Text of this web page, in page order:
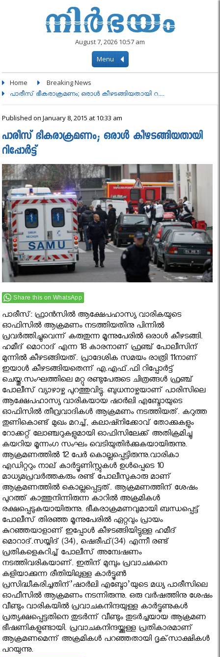
August 7, 2026 10:57 am
Menu
Home Breaking News
പാരീസ് ഭീകരാക്രമണം; ഒരാൾ കീഴടങ്ങിയതായി റ....
Published on January 8, 2015 at 10:33 am
പാരീസ് ഭീകരാക്രമണം; ഒരാൾ കീഴടങ്ങിയതായി
റിപ്പോർട്ട്
Share this on WhatsApp
പാരീസ്: ഫ്രാന്‍സില്‍ ആക്ഷേപഹാസ്യ വാരികയുടെ
ഓഫിസില്‍ ആക്രമണം നടത്തിയതിനു പിന്നിൽ
പ്രവര്‍ത്തിച്ചുവെന്ന് കരുതുന്ന മൂന്നുപേരില്‍ ഒരാള്‍ കീഴടങ്ങി.
ഹമീദ് മൊറാദ് എന്ന 18 കാരനാണ് ഫ്രഞ്ച് പോലീസിന്
മുന്നിൽ കീഴടങ്ങിയത്. പ്രാദേശിക സമയം രാത്രി 11നാണ്
ഇയാള്‍ കീഴടങ്ങിയതെന്ന് എ.എഫ്.ഫി റിപ്പോര്‍ട്ട്
ചെയ്തു.സംഘത്തിലെ മറ്റു രണ്ടുപേരുടെ ചിത്രങ്ങള്‍ ഫ്രഞ്ച്
പോലീസ് വ്യാഴാഴ്ച പുറത്തുവിട്ടു. ബുധനാഴ്ചയാണ് പാരിസിലെ
ആക്ഷേപഹാസ്യ വാരികയായ ഷാര്‍ലി എബ്ദോയുടെ
ഓഫിസില്‍ തീവ്രവാദികള്‍ ആക്രമണം നടത്തിയത്. കറുത്ത
തുണികൊണ്ട് മുഖം മറച്ച്, കലാഷ്നിക്കോവ് തോക്കുകളും
റോക്കറ്റ് ലോഞ്ചറുകളുമായി ഓഫിസിലേക്ക് അതിക്രമിച്ചു
കയറിയ മൂന്നംഗ സംഘം വെടിയുതിര്‍ക്കുകയായിരുന്നു.
ആക്രമണത്തിൽ 12 പേർ കൊല്ലപ്പെട്ടിരുന്നു.വാരികാ
എഡിറ്ററും നാല് കാര്‍ട്ടൂണിസ്റ്റുകള്‍ ഉള്‍പ്പെടെ 10
മാധ്യമപ്രവര്‍ത്തകരും രണ്ട് പോലീസുകാരു മാണ്
ആക്രമണത്തില്‍ കൊല്ലപ്പെട്ടത്. ആക്രമണത്തിന് ശേഷം
പുറത്ത് കാത്തുനിന്നിരുന്ന കാറില്‍ അക്രമികള്‍
രക്ഷപ്പെടുകയായിരുന്നു. ഭീകരാക്രമണവുമായി ബന്ധപ്പെട്ട്
പോലീസ് തിരഞ്ഞ മൂന്നുപേരില്‍ ഏറ്റവും പ്രായം
കുറഞ്ഞയാളാണ് ഇപ്പോൾ കീഴടങ്ങിയിട്ടുള്ള ഹമീദ്
മൊറാദ്.സയ്യിദ് (34), ഷെരീഫ്(34) എന്നീ രണ്ട്
പ്രതികളെകുറിച്ച് പോലീസ് അന്വേഷണം
നടത്തിവരികയാണ്. ഇതിന് മുമ്പും പ്രവാചകനെ
കളിയാക്കുന്ന രീതിയിലുള്ള കാര്‍ട്ടൂണ്‍
പ്രസിദ്ധീകരിച്ചതിന്’ഷാര്‍ലി എബ്ദോ’യുടെ മധ്യ പാരീസിലെ
ഓഫീസിൽ ആക്രമണം നടന്നിരുന്നു. ഒരു വര്‍ഷത്തിനു ശേഷം
വീണ്ടും വാരികയില്‍ പ്രവാചകനിന്ദയുള്ള കാര്‍ട്ടൂണുകള്‍
പ്രത്യക്ഷപ്പെട്ടതിനെ തുടർന്ന് വീണ്ടും തുടര്‍ച്ചയായ ആക്രമണ
ഭീഷണികളുണ്ടായി. പ്രവാചകനിന്ദയ്ക്കുള്ള പ്രതികാരമാണ്
ആക്രമണമെന്ന് അക്രമികള്‍ പറഞ്ഞതായി ദൃക്‌സാക്ഷികള്‍
പറയുന്നു.